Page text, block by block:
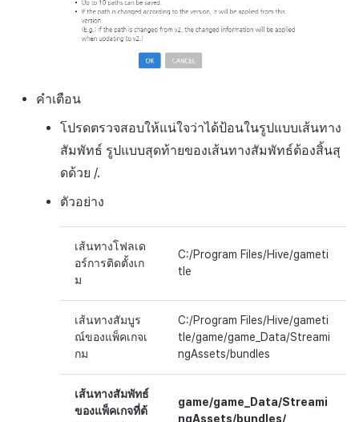
คำเตือน
โปรดตรวจสอบให้แน่ใจว่าได้ป้อนในรูปแบบเส้นทาง
สัมพัทธ์ รูปแบบสุดท้ายของเส้นทางสัมพัทธ์ต้องสิ้นสุ
ดด้วย /.
ตัวอย่าง
เส้นทางโฟลเด
อร์การติดตั้งเก
ม
C:/Program Files/Hive/gameti
tle
เส้นทางสัมบูร
ณ์ของแพ็คเกจเ
กม
C:/Program Files/Hive/gameti
tle/game/game_Data/Streami
ngAssets/bundles
เส้นทางสัมพัทธ์
ของแพ็คเกจที่ต้
game/game_Data/Streami
ngAssets/bundles/